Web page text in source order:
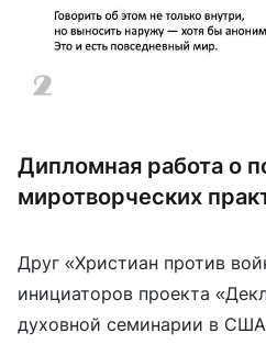
Дипломная работа о
миротворческих
Друг «Христиан против
инициаторов проекта
духовной семинарии в